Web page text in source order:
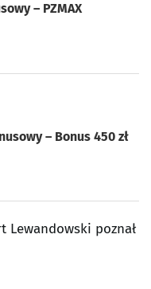
– PZMAX
– Bonus 450 zł
Lewandowski poznał